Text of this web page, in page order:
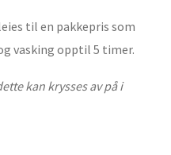
til en pakkepris som
vasking opptil 5 timer.
kan krysses av på i